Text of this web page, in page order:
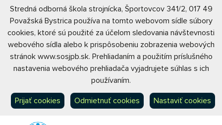
Stredná odborná škola strojnícka, Športovcov 341/2, 017 49
Považská Bystrica používa na tomto webovom sídle súbory
cookies, ktoré sú použité za účelom sledovania návštevnosti
webového sídla alebo k prispôsobeniu zobrazenia webových
stránok www.sosjpb.sk. Prehliadaním a použitím príslušného
nastavenia webového prehliadača vyjadrujete súhlas s ich
používaním.
Prijať cookies Odmietnuť cookies Nastaviť cookies